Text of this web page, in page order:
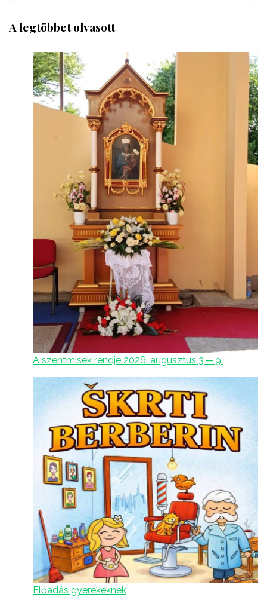
A legtöbbet olvasott
A szentmisék rendje 2026. augusztus 3 ─ 9.
Előadás gyerekeknek